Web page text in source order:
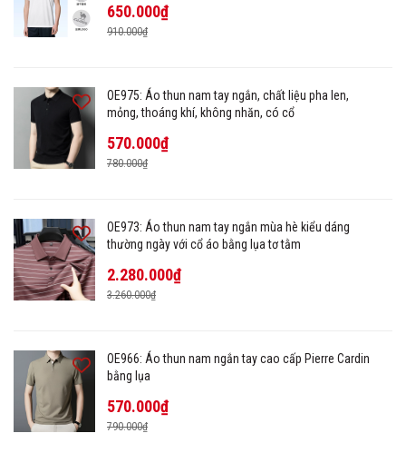
650.000₫
910.000₫
OE975: Áo thun nam tay ngắn, chất liệu pha len,
mỏng, thoáng khí, không nhăn, có cổ
570.000₫
780.000₫
OE973: Áo thun nam tay ngắn mùa hè kiểu dáng
thường ngày với cổ áo bằng lụa tơ tằm
2.280.000₫
3.260.000₫
OE966: Áo thun nam ngắn tay cao cấp Pierre Cardin
bằng lụa
570.000₫
790.000₫